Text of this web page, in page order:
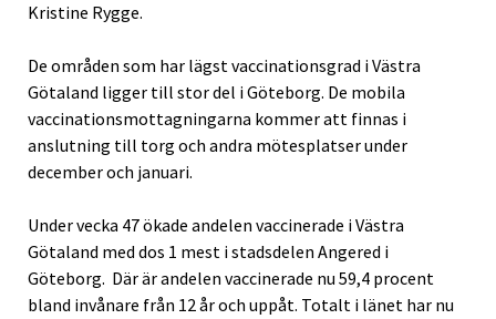
Kristine Rygge.
De områden som har lägst vaccinationsgrad i Västra
Götaland ligger till stor del i Göteborg. De mobila
vaccinationsmottagningarna kommer att finnas i
anslutning till torg och andra mötesplatser under
december och januari.
Under vecka 47 ökade andelen vaccinerade i Västra
Götaland med dos 1 mest i stadsdelen Angered i
Göteborg. Där är andelen vaccinerade nu 59,4 procent
bland invånare från 12 år och uppåt. Totalt i länet har nu